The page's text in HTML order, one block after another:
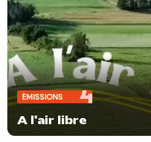
ÉMISSIONS
A l'air libre